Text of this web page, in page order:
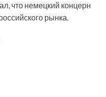
что немецкий концерн
рынка.